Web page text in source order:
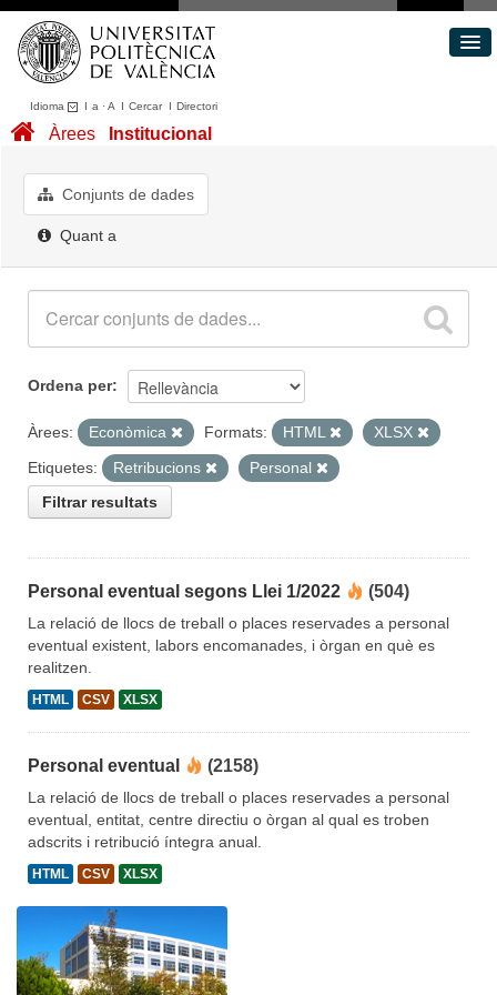
Idioma I a ·A I CercarI Directori
Conjunts de dades
Quant a
Àrees Institucional
Conjunts de dades
Quant a
Ordena per
Àrees: Econòmica Formats: HTML
XLSX
Etiquetes:
Retribucions
Personal
Filtrar resultats
Personal eventual segons Llei 1/2022 (504)
La relació de llocs de treball o places reservades a personal
eventual existent, labors encomanades, i òrgan en què es
realitzen.
HTML CSV XLSX
Personal eventual (2158)
La relació de llocs de treball o places reservades a personal
eventual, entitat, centre directiu o òrgan al qual es troben
adscrits i retribució íntegra anual.
HTML CSV XLSX